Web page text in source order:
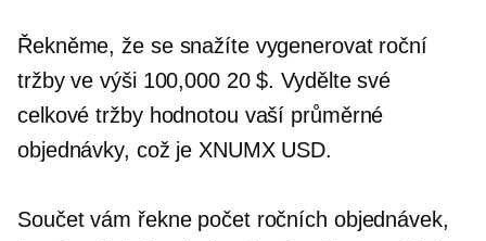
Řekněme, že se snažíte vygenerovat roční
tržby ve výši 100,000 20 $. Vydělte své
celkové tržby hodnotou vaší průměrné
objednávky, což je XNUMX USD.
Součet vám řekne počet ročních objednávek,